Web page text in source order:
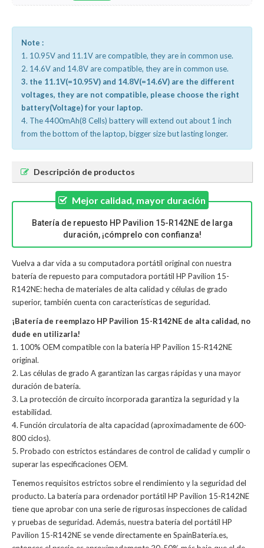
Note :
1. 10.95V and 11.1V are compatible, they are in common use.
2. 14.6V and 14.8V are compatible, they are in common use.
3. the 11.1V(=10.95V) and 14.8V(=14.6V) are the different
voltages, they are not compatible, please choose the right
battery(Voltage) for your laptop.
4. The 4400mAh(8 Cells) battery will extend out about 1 inch
from the bottom of the laptop, bigger size but lasting longer.
Descripción de productos
Mejor calidad, mayor duración
Batería de repuesto HP Pavilion 15-R142NE de larga
duración, ¡cómprelo con confianza!
Vuelva a dar vida a su computadora portátil original con nuestra
batería de repuesto para computadora portátil HP Pavilion 15-
R142NE: hecha de materiales de alta calidad y células de grado
superior, también cuenta con características de seguridad.
¡Batería de reemplazo HP Pavilion 15-R142NE de alta calidad, no
dude en utilizarla!
1. 100% OEM compatible con la batería HP Pavilion 15-R142NE
original.
2. Las células de grado A garantizan las cargas rápidas y una mayor
duración de batería.
3. La protección de circuito incorporada garantiza la seguridad y la
estabilidad.
4. Función circulatoria de alta capacidad (aproximadamente de 600-
800 ciclos).
5. Probado con estrictos estándares de control de calidad y cumplir o
superar las especificaciones OEM.
Tenemos requisitos estrictos sobre el rendimiento y la seguridad del
producto. La batería para ordenador portátil HP Pavilion 15-R142NE
tiene que aprobar con una serie de rigurosas inspecciones de calidad
y pruebas de seguridad. Además, nuestra batería del portátil HP
Pavilion 15-R142NE se vende directamente en SpainBateria.es,